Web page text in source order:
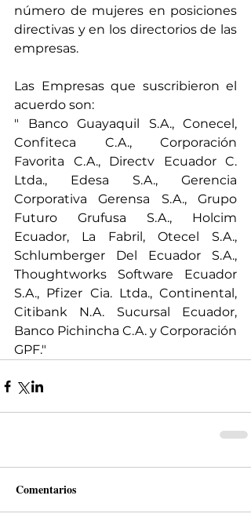
número de mujeres en posiciones
directivas y en los directorios de las
empresas.
Las Empresas que suscribieron el
acuerdo son:
" Banco Guayaquil S.A., Conecel,
Confiteca C.A., Corporación
Favorita C.A., Directv Ecuador C.
Ltda., Edesa S.A., Gerencia
Corporativa Gerensa S.A., Grupo
Futuro Grufusa S.A., Holcim
Ecuador, La Fabril, Otecel S.A.,
Schlumberger Del Ecuador S.A.,
Thoughtworks Software Ecuador
S.A., Pfizer Cia. Ltda., Continental,
Citibank N.A. Sucursal Ecuador,
Banco Pichincha C.A. y Corporación
GPF."
Comentarios